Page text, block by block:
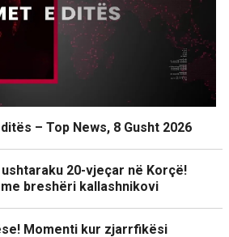
– Top News, 8 Gusht 2026
20-vjeçar në Korçë!
breshëri kallashnikovi
Momenti kur zjarrfikësi